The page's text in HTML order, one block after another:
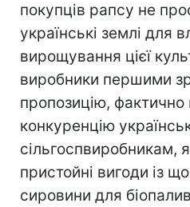
покупців рапсу не
українські землі для
вирощування цієї
виробники першими
пропозицію,
конкуренцію
сільгоспвиробникам,
пристойні вигоди із
сировини для